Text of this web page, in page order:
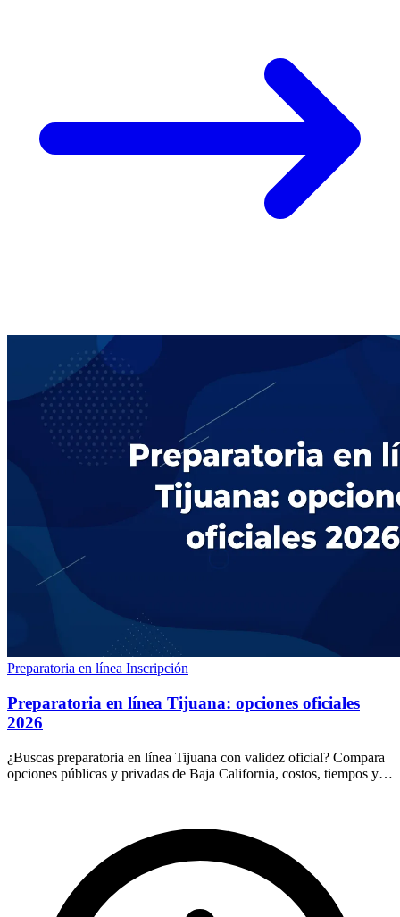
Preparatoria en línea Inscripción
Preparatoria en línea Tijuana: opciones oficiales
2026
¿Buscas preparatoria en línea Tijuana con validez oficial? Compara
opciones públicas y privadas de Baja California, costos, tiempos y